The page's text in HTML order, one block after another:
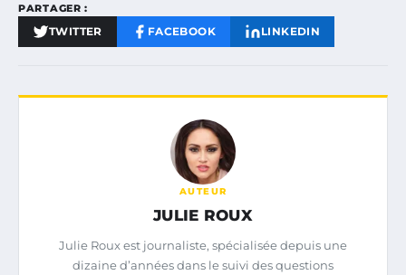
PARTAGER :
TWITTER FACEBOOK LINKEDIN
AUTEUR
JULIE ROUX
Julie Roux est journaliste, spécialisée depuis une
dizaine d’années dans le suivi des questions